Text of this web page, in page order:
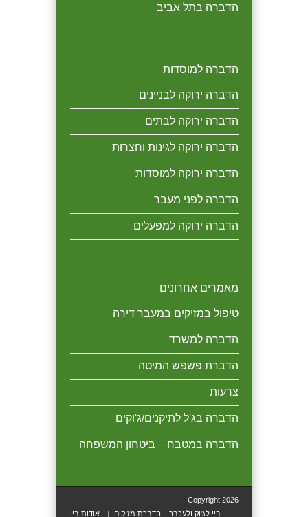
הדברה בתל אביב
הדברה למוסדות
הדברה ירוקה לבניינים
הדברה ירוקה לבתים
הדברה ירוקה לגינות וחצרות
הדברה ירוקה למוסדות
הדברה לפני מעבר
הדברה ירוקה למפעלים
מאמרים אחרונים
טיפול במזיקים במעבר דירה
הדברה למשרד
הדברת פשפש המיטה
צרעות
הדברה בג'ל לתיקנים/ג'וקים
הדברה במטבח – ביטחון המשפחה
Copyright 2026
ביי לג'וק ולעכבר – הדברת מזיקים
אודות ביי